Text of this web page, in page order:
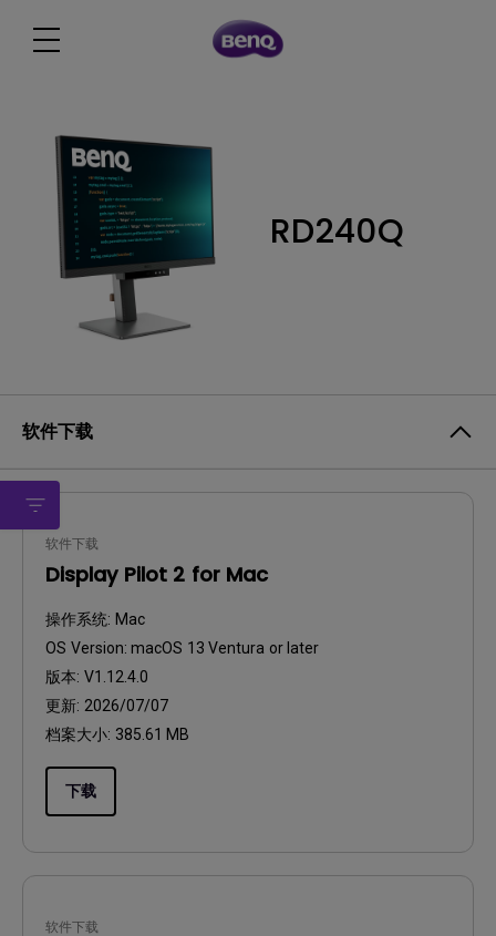
RD240Q
软件下载
软件下载
Display Pilot 2 for Mac
操作系统: Mac
OS Version: macOS 13 Ventura or later
版本: V1.12.4.0
更新: 2026/07/07
档案大小: 385.61 MB
下载
软件下载